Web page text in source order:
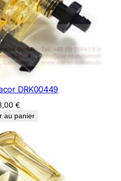
DRK00449
€
au panier